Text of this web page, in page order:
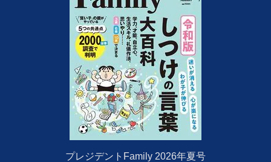
プレジデントFamily 2026年夏号